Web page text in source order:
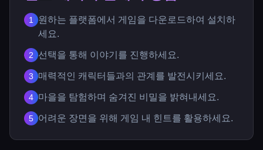
1
원하는 플랫폼에서 게임을 다운로드하여 설치하
세요.
2 선택을 통해 이야기를 진행하세요.
3 매력적인 캐릭터들과의 관계를 발전시키세요.
4 마을을 탐험하며 숨겨진 비밀을 밝혀내세요.
5 어려운 장면을 위해 게임 내 힌트를 활용하세요.